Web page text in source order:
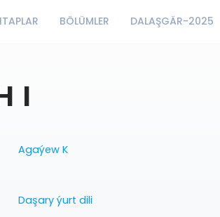
BÖLÜMLER DALAŞGÄR-2025
I
Agaýew K
Daşary ýurt dili